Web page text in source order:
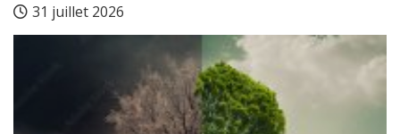
31 juillet 2026